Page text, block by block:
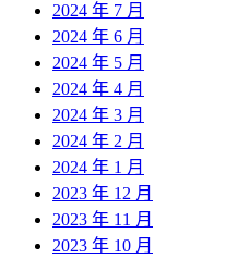
2024 年 7 月
2024 年 6 月
2024 年 5 月
2024 年 4 月
2024 年 3 月
2024 年 2 月
2024 年 1 月
2023 年 12 月
2023 年 11 月
2023 年 10 月